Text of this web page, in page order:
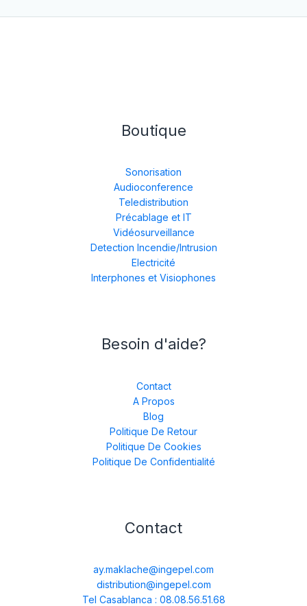
Boutique
Sonorisation
Audioconference
Teledistribution
Précablage et IT
Vidéosurveillance
Detection Incendie/Intrusion
Electricité
Interphones et Visiophones
Besoin d'aide?
Contact
A Propos
Blog
Politique De Retour
Politique De Cookies
Politique De Confidentialité
Contact
ay.maklache@ingepel.com
distribution@ingepel.com
Tel Casablanca : 08.08.56.51.68